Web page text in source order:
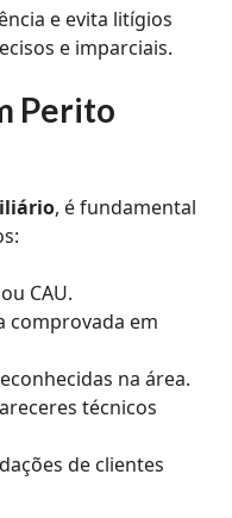
e evita litígios
e imparciais.
Perito
, é fundamental
CAU.
comprovada em
na área.
técnicos
de clientes